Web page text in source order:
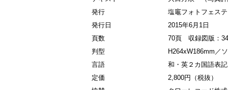
発行
塩竈フォトフェス
発行日
2015年6月1日
頁数
70頁 収録図版：
判型
H264xW186mm／
言語
和・英２カ国語表記
定価
2,800円（税抜）